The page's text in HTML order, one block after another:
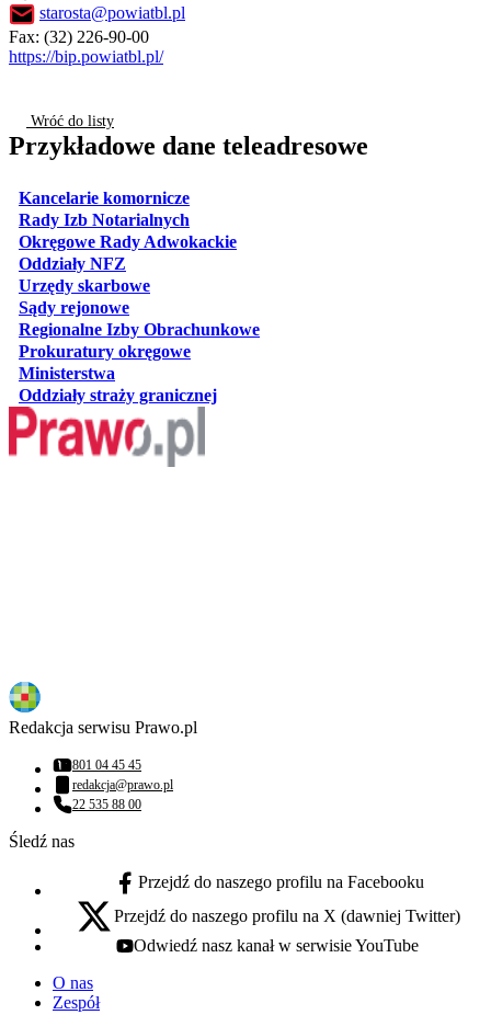
starosta@powiatbl.pl
Fax: (32) 226-90-00
https://bip.powiatbl.pl/
Wróć do listy
Przykładowe dane teleadresowe
Kancelarie komorniczeotwiera się w nowej karcie
Rady Izb Notarialnych
Okręgowe Rady Adwokackieotwiera się w nowej karcie
Oddziały NFZ
Urzędy skarboweotwiera się w nowej karcie
Sądy rejonoweotwiera się w nowej karcie
Regionalne Izby Obrachunkoweotwiera się w nowej karcie
Prokuratury okręgoweotwiera się w nowej karcie
Ministerstwa
Oddziały straży granicznejotwiera się w nowej karcie
Redakcja serwisu Prawo.pl
Numer telefonu:
801 04 45 45
Adres email:
redakcja@prawo.pl
Numer telefonu:
22 535 88 00
Śledź nas
facebook - otwiera się w nowej karcie
Przejdź do naszego profilu na Facebooku
x - otwiera się w nowej karcie
Przejdź do naszego profilu na X (dawniej Twitter)
youtube - otwiera się w nowej karcie
Odwiedź nasz kanał w serwisie YouTube
O nas
Zespół